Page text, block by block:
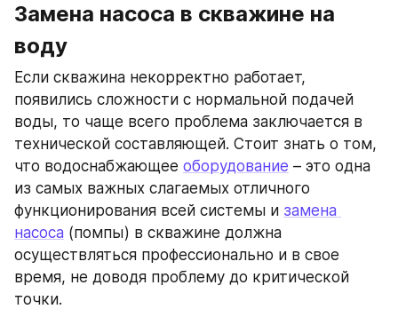
Замена насоса в скважине на
воду
Если скважина некорректно работает,
появились сложности с нормальной подачей
воды, то чаще всего проблема заключается в
технической составляющей. Стоит знать о том,
что водоснабжающее оборудование – это одна
из самых важных слагаемых отличного
функционирования всей системы и замена
насоса (помпы) в скважине должна
осуществляться профессионально и в свое
время, не доводя проблему до критической
точки.